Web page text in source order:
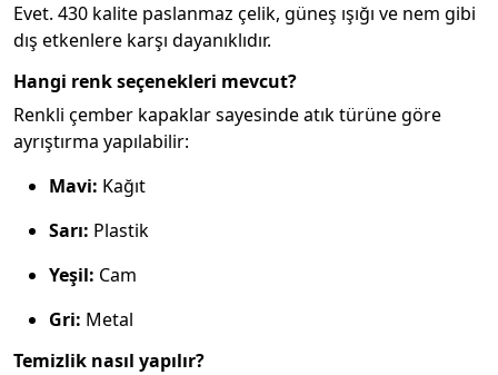
Evet. 430 kalite paslanmaz çelik, güneş ışığı ve nem gibi
dış etkenlere karşı dayanıklıdır.
Hangi renk seçenekleri mevcut?
Renkli çember kapaklar sayesinde atık türüne göre
ayrıştırma yapılabilir:
Mavi: Kağıt
Sarı: Plastik
Yeşil: Cam
Gri: Metal
Temizlik nasıl yapılır?